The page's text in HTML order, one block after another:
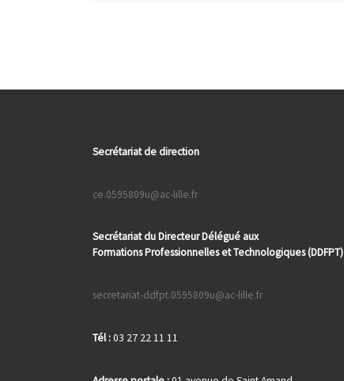
Secrétariat de direction
ce.0595809u@ac-lille.fr
Secrétariat du Directeur Délégué aux
FormationsProfessionnelles et Technologiques (DDFPT)
secretariat-ddfpt.0595809u@ac-lille.fr
Tél :03 27 22 11 11